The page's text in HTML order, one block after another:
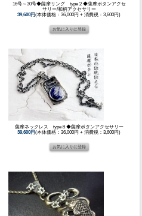
16号～30号◆薩摩リング type２◆薩摩ボタンアクセ
サリー/和柄アクセサリー
39,600円(本体価格：36,000円 + 消費税：3,600円)
薩摩ネックレス type８◆薩摩ボタンアクセサリー
39,600円(本体価格：36,000円 + 消費税：3,600円)